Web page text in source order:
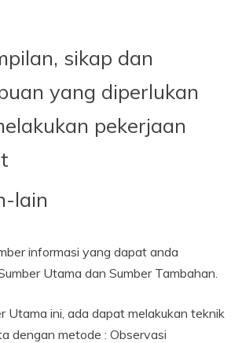
sikap dan
yang diperlukan
pekerjaan
lain
informasi yang dapat anda
Utama dan Sumber Tambahan.
Utama ini, ada dapat melakukan teknik
dengan metode : Observasi